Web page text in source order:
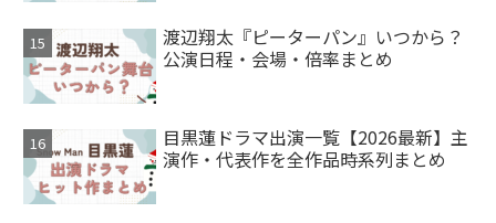
渡辺翔太『ピーターパン』いつから？
公演日程・会場・倍率まとめ
目黒蓮ドラマ出演一覧【2026最新】主
演作・代表作を全作品時系列まとめ